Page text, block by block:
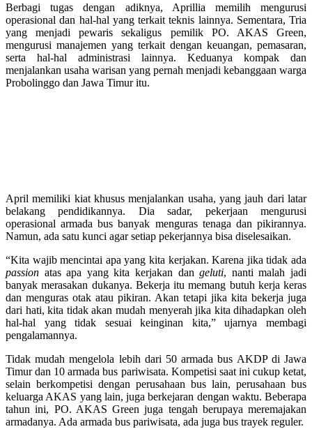
Berbagi tugas dengan adiknya, Aprillia memilih mengurusi
operasional dan hal-hal yang terkait teknis lainnya. Sementara, Tria
yang menjadi pewaris sekaligus pemilik PO. AKAS Green,
mengurusi manajemen yang terkait dengan keuangan, pemasaran,
serta hal-hal administrasi lainnya. Keduanya kompak dan
menjalankan usaha warisan yang pernah menjadi kebanggaan warga
Probolinggo dan Jawa Timur itu.
April memiliki kiat khusus menjalankan usaha, yang jauh dari latar
belakang pendidikannya. Dia sadar, pekerjaan mengurusi
operasional armada bus banyak menguras tenaga dan pikirannya.
Namun, ada satu kunci agar setiap pekerjannya bisa diselesaikan.
“Kita wajib mencintai apa yang kita kerjakan. Karena jika tidak ada
passion atas apa yang kita kerjakan dangeluti, nanti malah jadi
banyak merasakan dukanya. Bekerja itu memang butuh kerja keras
dan menguras otak atau pikiran. Akan tetapi jika kita bekerja juga
dari hati, kita tidak akan mudah menyerah jika kita dihadapkan oleh
hal-hal yang tidak sesuai keinginan kita,” ujarnya membagi
pengalamannya.
Tidak mudah mengelola lebih dari 50 armada bus AKDP di Jawa
Timur dan 10 armada bus pariwisata. Kompetisi saat ini cukup ketat,
selain berkompetisi dengan perusahaan bus lain, perusahaan bus
keluarga AKAS yang lain, juga berkejaran dengan waktu. Beberapa
tahun ini, PO. AKAS Green juga tengah berupaya meremajakan
armadanya. Ada armada bus pariwisata, ada juga bus trayek reguler.